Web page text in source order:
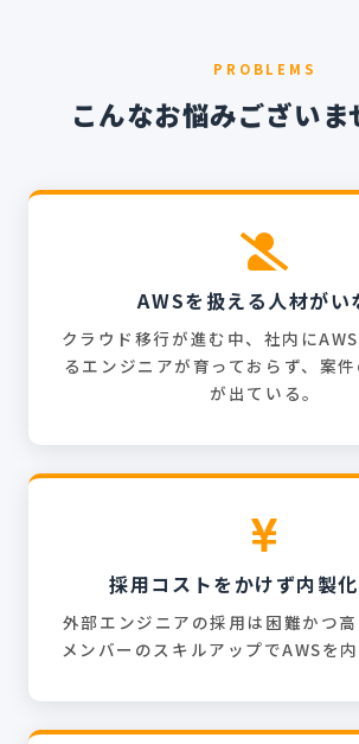
PROBLEMS
こんなお悩みございま
AWSを扱える人材がい
クラウド移行が進む中、社内に
るエンジニアが育っておらず、案
が出ている。
採用コストをかけず内製
外部エンジニアの採用は困難かつ
メンバーのスキルアップでAWSを内